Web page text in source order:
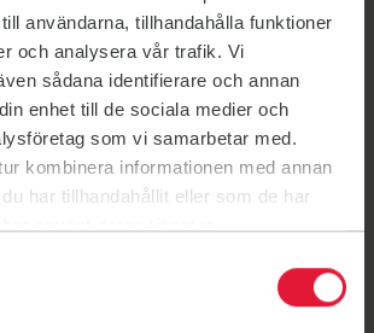
användarna, tillhandahålla funktioner
och analysera vår trafik. Vi
sådana identifierare och annan
enhet till de sociala medier och
som vi samarbetar med.
kombinera informationen med annan
har tillhandahållit eller som de har
och wallballs
burpee broad jump